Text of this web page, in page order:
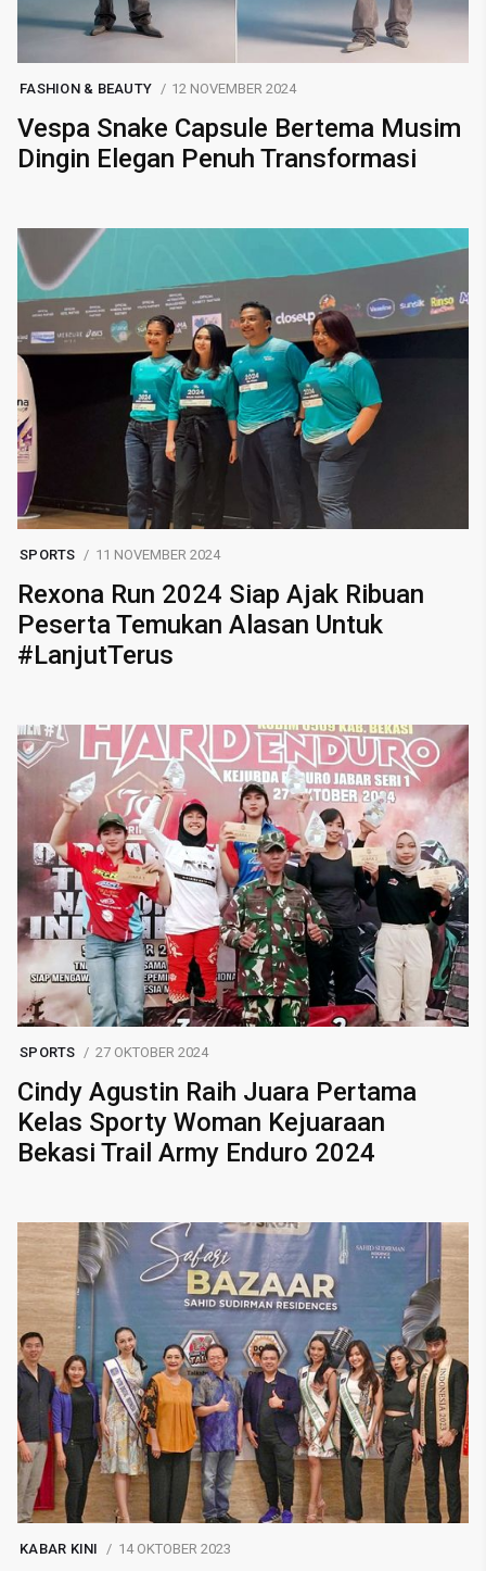
FASHION & BEAUTY 12 NOVEMBER 2024
Vespa Snake Capsule Bertema Musim
Dingin Elegan Penuh Transformasi
SPORTS 11 NOVEMBER 2024
Rexona Run 2024 Siap Ajak Ribuan
Peserta Temukan Alasan Untuk
#LanjutTerus
SPORTS 27 OKTOBER 2024
Cindy Agustin Raih Juara Pertama
Kelas Sporty Woman Kejuaraan
Bekasi Trail Army Enduro 2024
KABAR KINI 14 OKTOBER 2023